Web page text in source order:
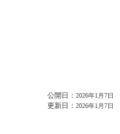
公開日： 2026年1月7日
更新日： 2026年1月7日